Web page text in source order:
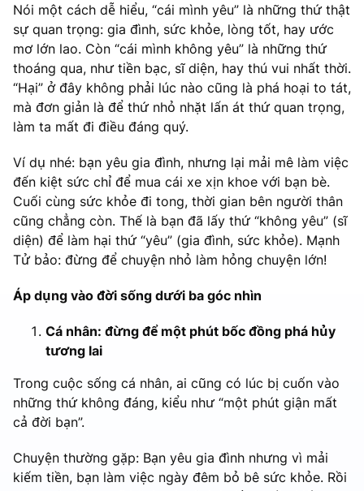
Nói một cách dễ hiểu, “cái mình yêu” là những thứ thật
sự quan trọng: gia đình, sức khỏe, lòng tốt, hay ước
mơ lớn lao. Còn “cái mình không yêu” là những thứ
thoáng qua, như tiền bạc, sĩ diện, hay thú vui nhất thời.
“Hại” ở đây không phải lúc nào cũng là phá hoại to tát,
mà đơn giản là để thứ nhỏ nhặt lấn át thứ quan trọng,
làm ta mất đi điều đáng quý.
Ví dụ nhé: bạn yêu gia đình, nhưng lại mải mê làm việc
đến kiệt sức chỉ để mua cái xe xịn khoe với bạn bè.
Cuối cùng sức khỏe đi tong, thời gian bên người thân
cũng chẳng còn. Thế là bạn đã lấy thứ “không yêu” (sĩ
diện) để làm hại thứ “yêu” (gia đình, sức khỏe). Mạnh
Tử bảo: đừng để chuyện nhỏ làm hỏng chuyện lớn!
Áp dụng vào đời sống dưới ba góc nhìn
Cá nhân: đừng để một phút bốc đồng phá hủy
tương lai
Trong cuộc sống cá nhân, ai cũng có lúc bị cuốn vào
những thứ không đáng, kiểu như “một phút giận mất
cả đời bạn”.
Chuyện thường gặp: Bạn yêu gia đình nhưng vì mải
kiếm tiền, bạn làm việc ngày đêm bỏ bê sức khỏe. Rồi